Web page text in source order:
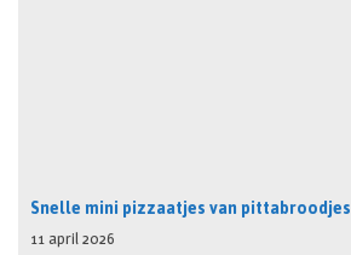
Snelle mini pizzaatjes van pittabroodjes
11 april 2026